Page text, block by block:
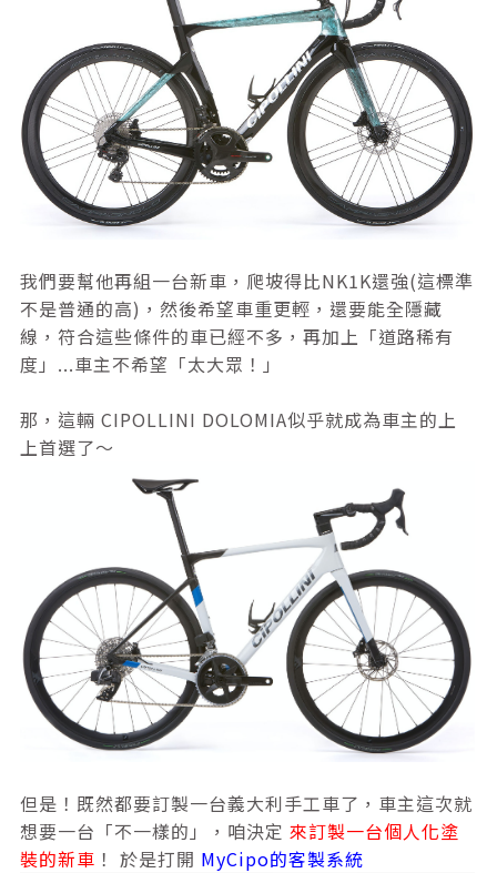
我們要幫他再組一台新車，爬坡得比NK1K還強(這標準
不是普通的高)，然後希望車重更輕，還要能全隱藏
線，符合這些條件的車已經不多，再加上「道路稀有
度」...車主不希望「太大眾！」
那，這輛 CIPOLLINI DOLOMIA似乎就成為車主的上
上首選了～
但是！既然都要訂製一台義大利手工車了，車主這次就
想要一台「不一樣的」，咱決定 來訂製一台個人化塗
裝的新車 ！ 於是打開 MyCipo的客製系統